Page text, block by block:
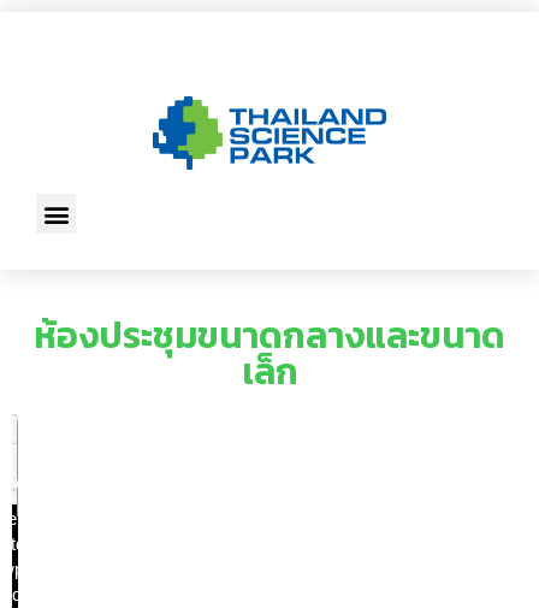
ห้องประชุมขนาดกลางและขนาด
เล็ก
file
tspcc/
wp-
2021/10/IM